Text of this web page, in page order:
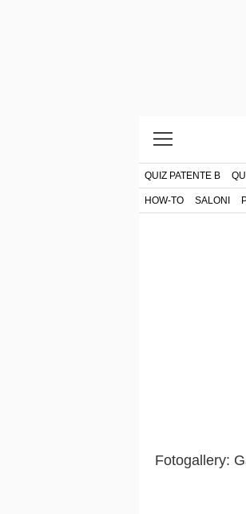
QUIZ PATENTE B
HOW-TO SALONI
Fotogallery: